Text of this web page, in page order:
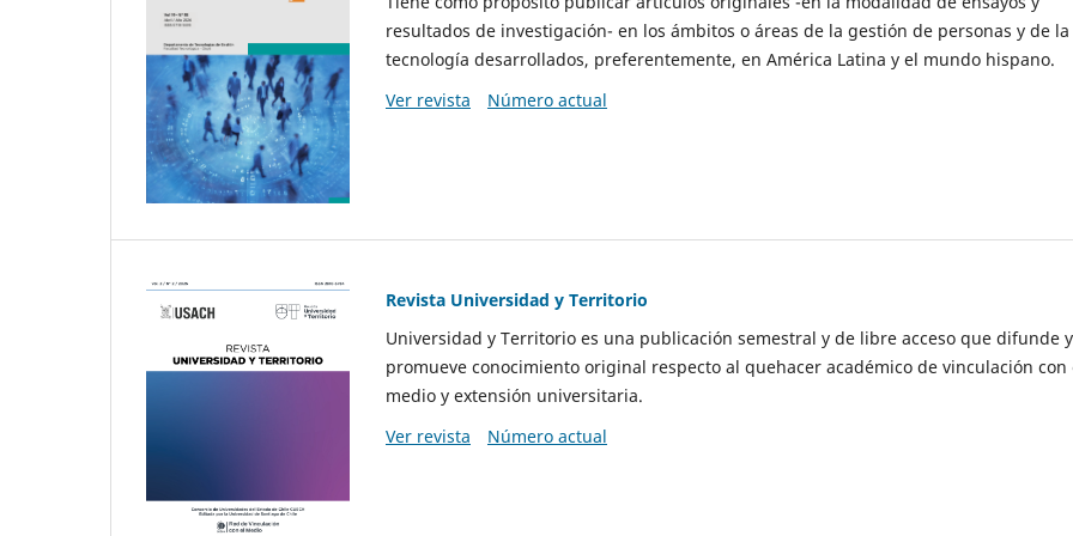
resultados de investigación- en los ámbitos o áreas de la gestión de personas y de la
tecnología desarrollados, preferentemente, en América Latina y el mundo hispano.
Ver revista
Número actual
Revista Universidad y Territorio
Universidad y Territorio es una publicación semestral y de libre acceso que difunde y
promueve conocimiento original respecto al quehacer académico de vinculación con
medio y extensión universitaria.
Ver revista
Número actual